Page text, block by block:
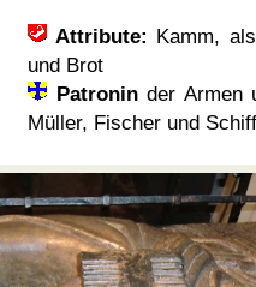
Attribute: Kamm,
und Brot
Patroninder Armen
Müller, Fischer und